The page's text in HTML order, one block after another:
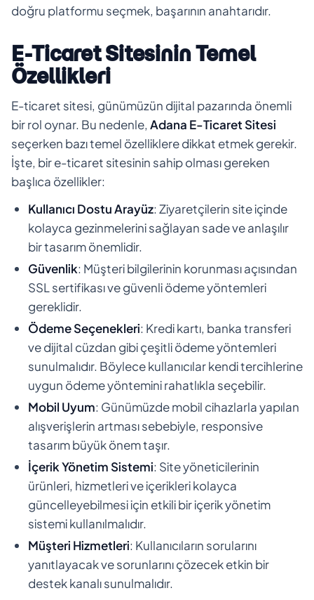
doğru platformu seçmek, başarının anahtarıdır.
E-Ticaret Sitesinin Temel
Özellikleri
E-ticaret sitesi, günümüzün dijital pazarında önemli
bir rol oynar. Bu nedenle, Adana E-Ticaret Sitesi
seçerken bazı temel özelliklere dikkat etmek gerekir.
İşte, bir e-ticaret sitesinin sahip olması gereken
başlıca özellikler:
Kullanıcı Dostu Arayüz: Ziyaretçilerin site içinde
kolayca gezinmelerini sağlayan sade ve anlaşılır
bir tasarım önemlidir.
Güvenlik: Müşteri bilgilerinin korunması açısından
SSL sertifikası ve güvenli ödeme yöntemleri
gereklidir.
Ödeme Seçenekleri: Kredi kartı, banka transferi
ve dijital cüzdan gibi çeşitli ödeme yöntemleri
sunulmalıdır. Böylece kullanıcılar kendi tercihlerine
uygun ödeme yöntemini rahatlıkla seçebilir.
Mobil Uyum: Günümüzde mobil cihazlarla yapılan
alışverişlerin artması sebebiyle, responsive
tasarım büyük önem taşır.
İçerik Yönetim Sistemi: Site yöneticilerinin
ürünleri, hizmetleri ve içerikleri kolayca
güncelleyebilmesi için etkili bir içerik yönetim
sistemi kullanılmalıdır.
Müşteri Hizmetleri: Kullanıcıların sorularını
yanıtlayacak ve sorunlarını çözecek etkin bir
destek kanalı sunulmalıdır.